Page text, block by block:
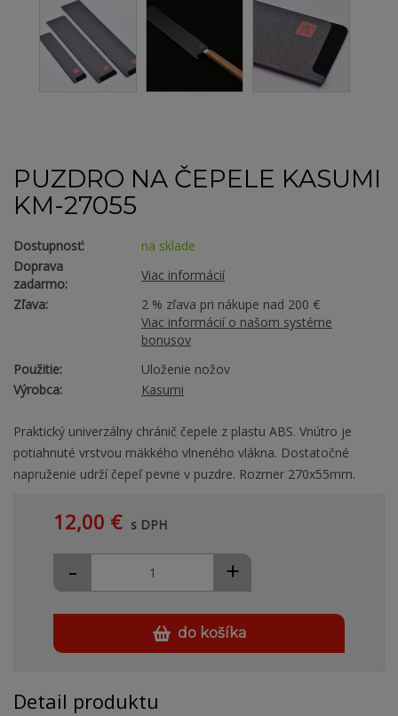
PUZDRO NA ČEPELE KASUMI
KM-27055
Dostupnosť:
na sklade
Doprava
zadarmo:
Viac informácií
Zľava:
2 % zľava pri nákupe nad 200 €
Viac informácií o našom systéme
bonusov
Použitie:
Uloženie nožov
Výrobca:
Kasumi
Praktický univerzálny chránič čepele z plastu ABS. Vnútro je
potiahnuté vrstvou mäkkého vlneného vlákna. Dostatočné
napruženie udrží čepeľ pevne v puzdre. Rozmer 270x55mm.
12,00 € s DPH
+
-
do košíka
Detail produktu